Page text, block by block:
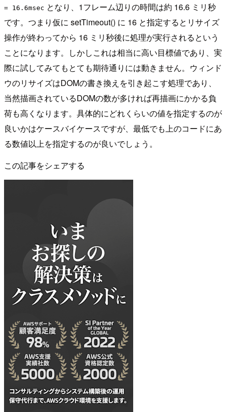
= 16.6msec となり、1フレーム辺りの時間は約 16.6 ミリ秒
です。つまり仮に setTimeout() に 16 と指定するとリサイズ
操作が終わってから 16 ミリ秒後に処理が実行されるという
ことになります。しかしこれは相当に高い目標値であり、実
際に試してみてもとても期待通りには動きません。ウィンド
ウのリサイズはDOMの書き換えを引き起こす処理であり、
当然描画されているDOMの数が多ければ再描画にかかる負
荷も高くなります。具体的にどれくらいの値を指定するのが
良いかはケースバイケースですが、最低でも上のコードにあ
る数値以上を指定するのが良いでしょう。
この記事をシェアする